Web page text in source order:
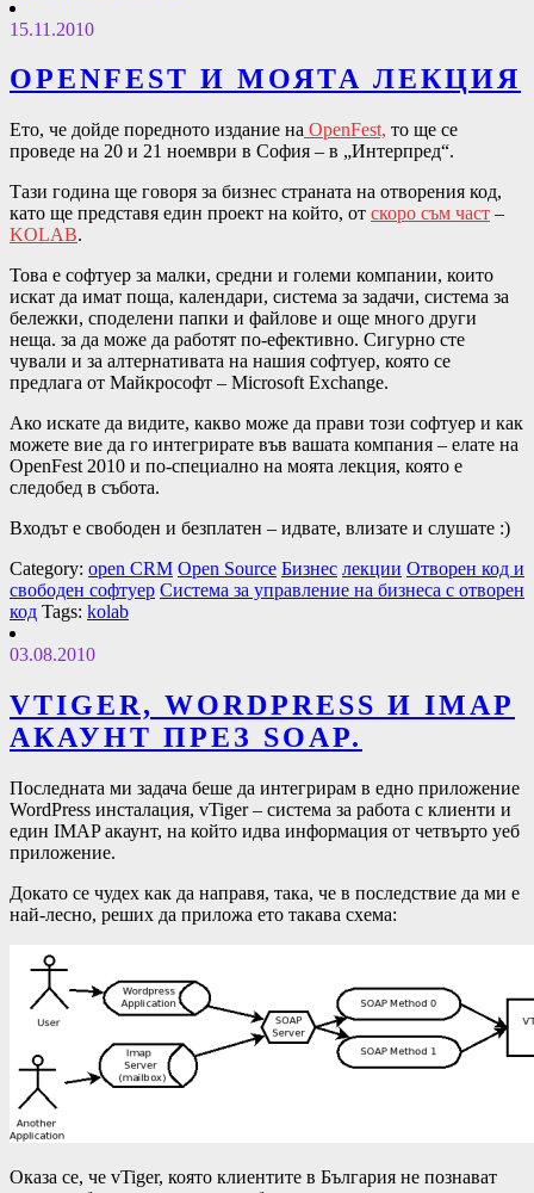
15.11.2010
OPENFEST И МОЯТА ЛЕКЦИЯ
Ето, че дойде поредното издание на OpenFest, то ще се
проведе на 20 и 21 ноември в София – в „Интерпред“.
Тази година ще говоря за бизнес страната на отворения код,
като ще представя един проект на който, от скоро съм част –
KOLAB.
Това е софтуер за малки, средни и големи компании, които
искат да имат поща, календари, система за задачи, система за
бележки, споделени папки и файлове и още много други
неща. за да може да работят по-ефективно. Сигурно сте
чували и за алтернативата на нашия софтуер, която се
предлага от Майкрософт – Microsoft Exchange.
Ако искате да видите, какво може да прави този софтуер и как
можете вие да го интегрирате във вашата компания – елате на
OpenFest 2010 и по-специално на моята лекция, която е
следобед в събота.
Входът е свободен и безплатен – идвате, влизате и слушате :)
Category: open CRM Open Source Бизнес лекции Отворен код и
свободен софтуер Система за управление на бизнеса с отворен
код Tags: kolab
03.08.2010
VTIGER, WORDPRESS И IMAP
АКАУНТ ПРЕЗ SOAP.
Последната ми задача беше да интегрирам в едно приложение
WordPress инсталация, vTiger – система за работа с клиенти и
един IMAP акаунт, на който идва информация от четвърто уеб
приложение.
Докато се чудех как да направя, така, че в последствие да ми е
най-лесно, реших да приложа ето такава схема:
Оказа се, че vTiger, която клиентите в България не познават